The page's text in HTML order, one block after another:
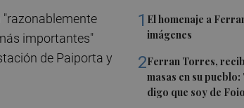
1 El homenaje a
imágenes
2Ferran Torres,
masas en su
digo que soy de
importantes"
de Paiporta y